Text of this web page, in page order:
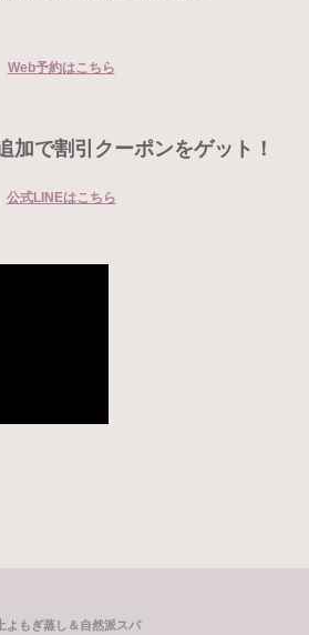
Web予約はこちら
加で割引クーポンをゲット！
公式LINEはこちら
よもぎ蒸し＆自然派スパ